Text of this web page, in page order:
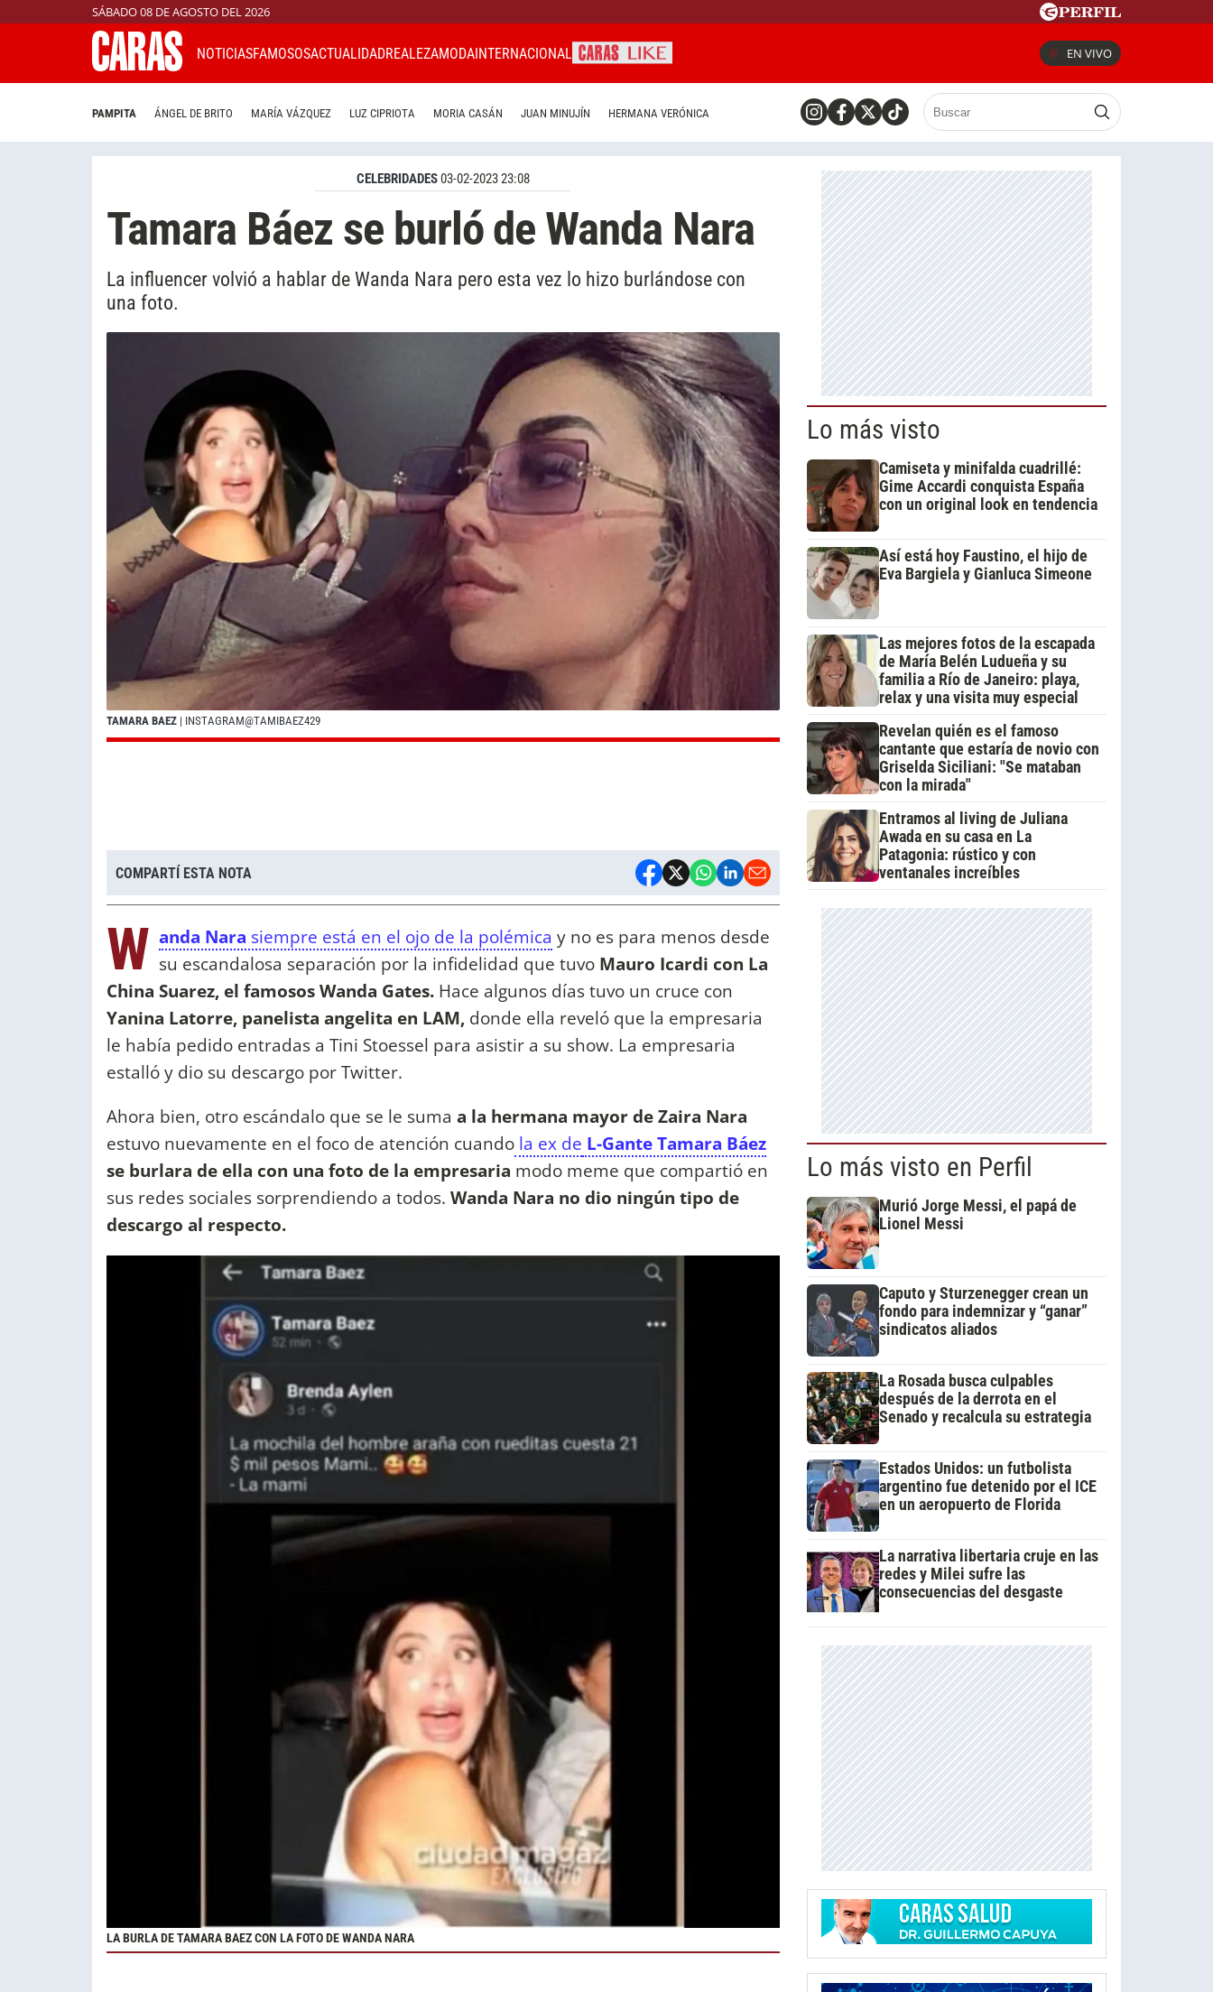
SÁBADO 08 DE AGOSTO DEL 2026
NOTICIASFAMOSOSACTUALIDADREALEZAMODAINTERNACIONAL EN VIVO
PAMPITA ÁNGEL DE BRITO MARÍA VÁZQUEZ LUZ CIPRIOTA MORIA CASÁN JUAN MINUJÍN HERMANA VERÓNICA
CELEBRIDADES03-02-2023 23:08
Tamara Báez se burló de Wanda Nara
La influencer volvió a hablar de Wanda Nara pero esta vez lo hizo burlándose con
una foto.
TAMARA BAEZ | INSTAGRAM@TAMIBAEZ429
COMPARTÍ ESTA NOTA
W anda Nara siempre está en el ojo de la polémica y no es para menos desde
su escandalosa separación por la infidelidad que tuvo Mauro Icardi con La
China Suarez, el famosos Wanda Gates. Hace algunos días tuvo un cruce con
Yanina Latorre, panelista angelita en LAM, donde ella reveló que la empresaria
le había pedido entradas a Tini Stoessel para asistir a su show. La empresaria
estalló y dio su descargo por Twitter.
Ahora bien, otro escándalo que se le suma a la hermana mayor de Zaira Nara
estuvo nuevamente en el foco de atención cuando la ex de L-Gante Tamara Báez
se burlara de ella con una foto de la empresaria modo meme que compartió en
sus redes sociales sorprendiendo a todos. Wanda Nara no dio ningún tipo de
descargo al respecto.
LA BURLA DE TAMARA BAEZ CON LA FOTO DE WANDA NARA
Lo más visto
Camiseta y minifalda cuadrillé:
Gime Accardi conquista España
con un original look en tendencia
Así está hoy Faustino, el hijo de
Eva Bargiela y Gianluca Simeone
Las mejores fotos de la escapada
de María Belén Ludueña y su
familia a Río de Janeiro: playa,
relax y una visita muy especial
Revelan quién es el famoso
cantante que estaría de novio con
Griselda Siciliani: "Se mataban
con la mirada"
Entramos al living de Juliana
Awada en su casa en La
Patagonia: rústico y con
ventanales increíbles
Lo más visto en Perfil
Murió Jorge Messi, el papá de
Lionel Messi
Caputo y Sturzenegger crean un
fondo para indemnizar y “ganar”
sindicatos aliados
La Rosada busca culpables
después de la derrota en el
Senado y recalcula su estrategia
Estados Unidos: un futbolista
argentino fue detenido por el ICE
en un aeropuerto de Florida
La narrativa libertaria cruje en las
redes y Milei sufre las
consecuencias del desgaste